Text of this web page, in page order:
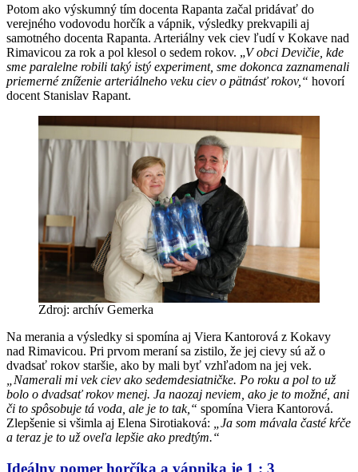
Potom ako výskumný tím docenta Rapanta začal pridávať do
verejného vodovodu horčík a vápnik, výsledky prekvapili aj
samotného docenta Rapanta. Arteriálny vek ciev ľudí v Kokave nad
Rimavicou za rok a pol klesol o sedem rokov. „V obci Devičie, kde
sme paralelne robili taký istý experiment, sme dokonca zaznamenali
priemerné zníženie arteriálneho veku ciev o pätnásť rokov,“ hovorí
docent Stanislav Rapant.
Zdroj: archív Gemerka
Na merania a výsledky si spomína aj Viera Kantorová z Kokavy
nad Rimavicou. Pri prvom meraní sa zistilo, že jej cievy sú až o
dvadsať rokov staršie, ako by mali byť vzhľadom na jej vek.
„Namerali mi vek ciev ako sedemdesiatničke. Po roku a pol to už
bolo o dvadsať rokov menej. Ja naozaj neviem, ako je to možné, ani
či to spôsobuje tá voda, ale je to tak,“ spomína Viera Kantorová.
Zlepšenie si všimla aj Elena Sirotiaková:
„Ja som mávala časté kŕče
a teraz je to už oveľa lepšie ako predtým.“
Ideálny pomer horčíka a vápnika je 1 : 3